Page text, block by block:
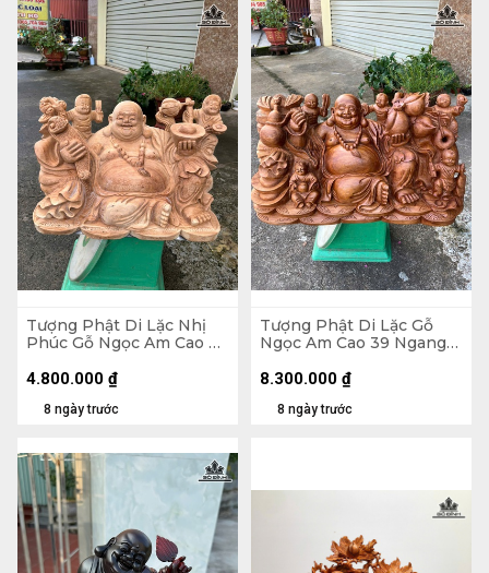
Tượng Phật Di Lặc Nhị
Phúc Gỗ Ngọc Am Cao 30
8 ngày trước
4.800.000 ₫
Tượng Phật Di Lặc Gỗ
Ngọc Am Cao 39 Ngang
8 ngày trước
8.300.000 ₫